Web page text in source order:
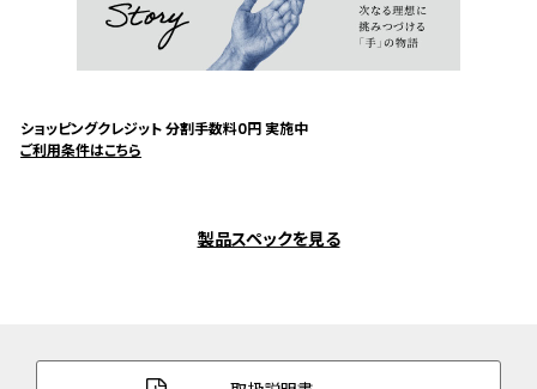
ショッピングクレジット 分割手数料0円 実施中
ご利用条件はこちら
製品スペックを見る